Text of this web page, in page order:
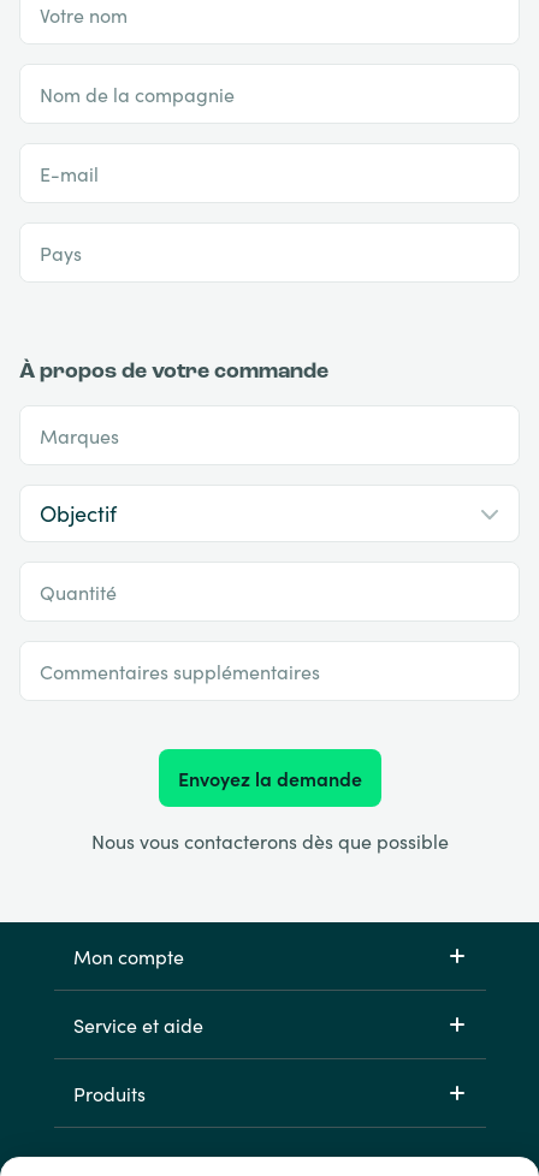
Votre nom
Nom de la compagnie
E-mail
Pays
À propos de votre commande
Marques
Quantité
Commentaires supplémentaires
Envoyez la demande
Nous vous contacterons dès que possible
Mon compte
Service et aide
Produits